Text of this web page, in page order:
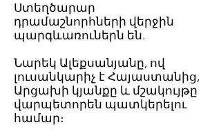
Ստեղծարար
դրամաշնորհների վերջին
պարգևառուներն են.
Նարեկ Ալեքսանյանը, ով
լուսանկարիչ է Հայաստանից,
Արցախի կյանքը և մշակույթը
վարպետորեն պատկերելու
համար։